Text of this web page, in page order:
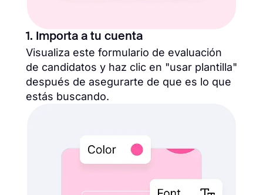
1. Importa a tu cuenta
Visualiza este formulario de evaluación
de candidatos y haz clic en "usar plantilla"
después de asegurarte de que es lo que
estás buscando.